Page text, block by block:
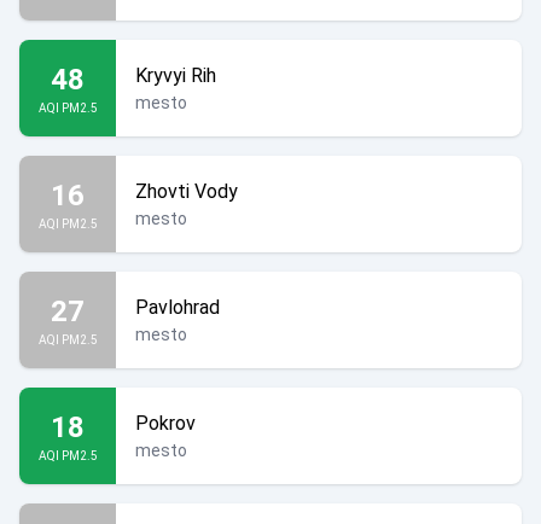
48
AQI PM2.5
Kryvyi Rih
mesto
16
AQI PM2.5
Zhovti Vody
mesto
27
AQI PM2.5
Pavlohrad
mesto
18
AQI PM2.5
Pokrov
mesto